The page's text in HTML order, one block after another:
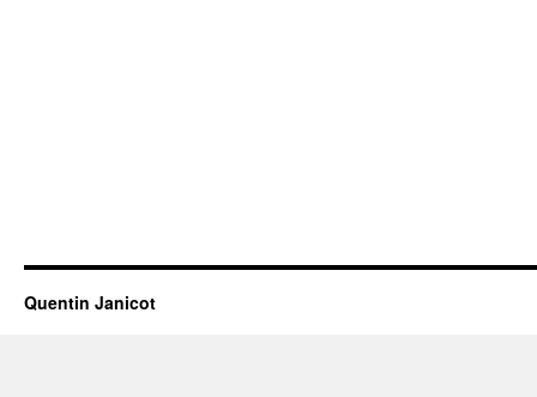
Quentin Janicot